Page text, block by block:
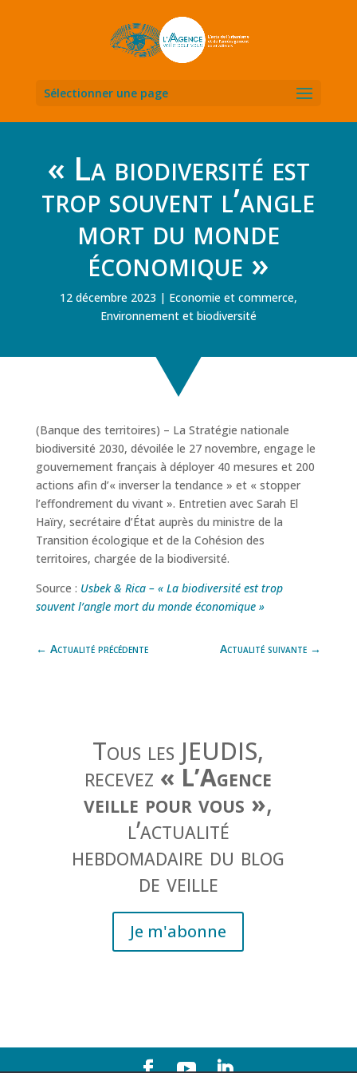
Sélectionner une page
« La biodiversité est
trop souvent l’angle
mort du monde
économique »
12 décembre 2023 Economie et commerce,
Environnement et biodiversité
(Banque des territoires) – La Stratégie nationale
biodiversité 2030, dévoilée le 27 novembre, engage le
gouvernement français à déployer 40 mesures et 200
actions afin d’« inverser la tendance » et « stopper
l’effondrement du vivant ». Entretien avec Sarah El
Haïry, secrétaire d’État auprès du ministre de la
Transition écologique et de la Cohésion des
territoires, chargée de la biodiversité.
Source : Usbek & Rica – « La biodiversité est trop
souvent l’angle mort du monde économique »
← Actualité précédente Actualité suivante →
Tous les JEUDIS,
recevez « L’Agence
veille pour vous »,
l’actualité
hebdomadaire du blog
de veille
Je m'abonne